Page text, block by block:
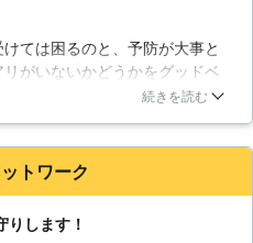
スタッフが徹底したシロアリ駆
客様に安心と安全をお届けいた
中で最も広く生息していて、シロ
駆除の対象にあることも多いのは
最近はヤマトシロアリよりも食
ては困るのと、予防が大事と
がいないかどうかをグッドベ
。今のところ、発生した形跡は
しくお願いします。
29日
続きを読む
トワーク
りします！